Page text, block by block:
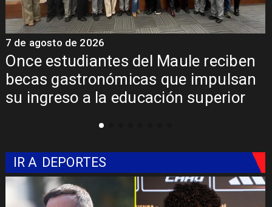
Once estudiantes del Maule reciben
becas gastronómicas que impulsan
su ingreso a la educación superior
7 de agosto de 2026
IR A DEPORTES